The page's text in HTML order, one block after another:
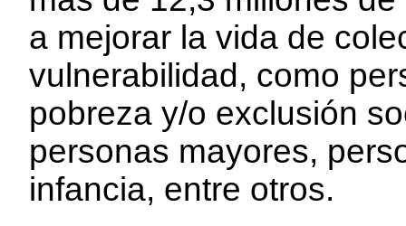
a mejorar la vida de
vulnerabilidad, como
pobreza y/o exclusión
personas mayores,
infancia, entre otros.